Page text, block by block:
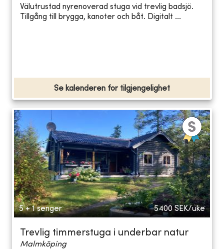
Välutrustad nyrenoverad stuga vid trevlig badsjö.
Tillgång till brygga, kanoter och båt. Digitalt ...
Se kalenderen for tilgjengelighet
5 + 1 senger 5400 SEK/uke
Trevlig timmerstuga i underbar natur
Malmköping